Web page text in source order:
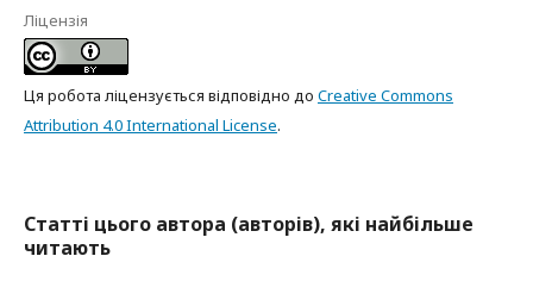
Ліцензія
Ця робота ліцензується відповідно до Creative Commons
Attribution 4.0 International License.
Статті цього автора (авторів), які найбільше
читають